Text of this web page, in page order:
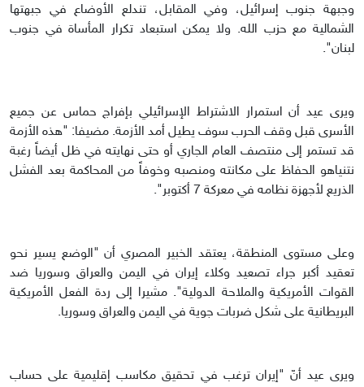
وجبهة جنوب إسرائيل، وفي المقابل، تندلع الأوضاع في جبهتها
الشمالية مع حزب الله. ولا يمكن استبعاد تكرار المأساة في جنوب
لبنان".
ويرى عيد أن استمرار الاشتراط الإسرائيلي بإفراج حماس عن جميع
الأسرى قبل وقف الحرب سوف يطيل أمد الأزمة. مضيفا: "هذه الأزمة
قد تستمر إلى منتصف العام الجاري أو حتى نهايته في ظل أيضاً رغبة
نتنياهو الحفاظ على مكانته ومنصبه وخوفاً من المحاكمة بعد الفشل
الذريع لأجهزة نظامه في معركة 7 أكتوبر".
وعلى مستوى المنطقة، يعتقد الخبير المصري أن "الوضع يسير نحو
تعقيد أكبر جراء تصعيد وكلاء إيران في اليمن والعراق وسوريا ضد
القوات الأمريكية والملاحة الدولية". مشيرا إلى ردة الفعل الأمريكية
البريطانية على شكل ضربات جوية في اليمن والعراق وسوريا.
ويرى عيد أنّ "إيران ترغب في تحقيق مكاسب إقليمية على حساب